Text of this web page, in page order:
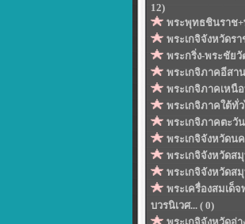
12)
พระพุทธชินราช+
พระเกจิจังหวัดรา
พระกริ่ง-พระชัยวั
พระเกจิภาคอีสา
พระเกจิภาคเหนือ
พระเกจิภาคใต้ทั่ว
พระเกจิภาคตะวั
พระเกจิจังหวัดน
พระเกจิจังหวัดส
พระเกจิจังหวัดส
พระเครื่องสมเด็
บวรนิเวศ... ( 0)